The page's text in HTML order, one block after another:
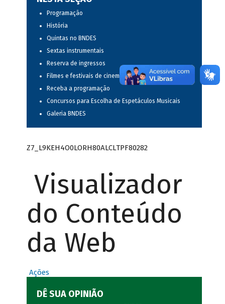
Programação
História
Quintas no BNDES
Sextas instrumentais
Reserva de ingressos
Filmes e festivais de cinema
Receba a programação
Concursos para Escolha de Espetáculos Musicais
Galeria BNDES
Z7_L9KEH4O0LORH80ALCLTPF80282
Visualizador
do Conteúdo
da Web
Ações
DÊ SUA OPINIÃO